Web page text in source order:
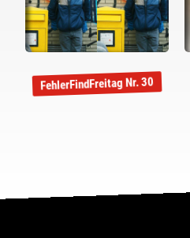
FehlerFindFreitag Nr. 30